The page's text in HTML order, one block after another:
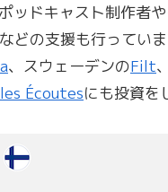
ッドキャスト制作者
どの支援も行ってい
、スウェーデンのFilt
Écoutesにも投資を